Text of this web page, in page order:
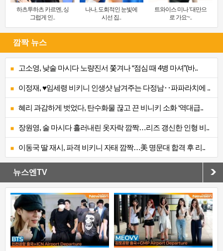
하츠투하츠 카르멘, 싱
그럽게 인..
나나, 도회적인 눈빛에
시선 집..
트와이스 미나 ‘대만으
로 가요~..
깜짝 뉴스
고소영, 낮술 마시다 노량진서 쫓겨나 “점심 때 4병 마셔”(바..
이정재, ♥임세령 비키니 인생샷 남겨주는 다정남‥파파라치에 ..
혜리 과감하게 벗었다, 탄수화물 끊고 끈 비니키 소화 ‘역대급..
장원영, 술 마시다 흘러내린 옷자락 깜짝…리즈 갱신한 인형 비..
이동국 딸 재시, 파격 비키니 자태 깜짝…美 명문대 합격 후 리..
뉴스엔TV